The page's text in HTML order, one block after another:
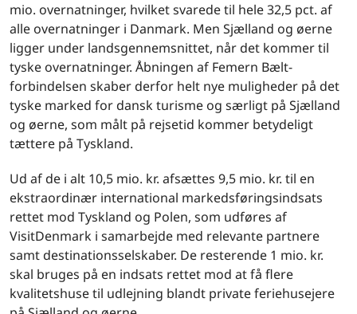
mio. overnatninger, hvilket svarede til hele 32,5 pct. af
alle overnatninger i Danmark. Men Sjælland og øerne
ligger under landsgennemsnittet, når det kommer til
tyske overnatninger. Åbningen af Femern Bælt-
forbindelsen skaber derfor helt nye muligheder på det
tyske marked for dansk turisme og særligt på Sjælland
og øerne, som målt på rejsetid kommer betydeligt
tættere på Tyskland.
Ud af de i alt 10,5 mio. kr. afsættes 9,5 mio. kr. til en
ekstraordinær international markedsføringsindsats
rettet mod Tyskland og Polen, som udføres af
VisitDenmark i samarbejde med relevante partnere
samt destinationsselskaber. De resterende 1 mio. kr.
skal bruges på en indsats rettet mod at få flere
kvalitetshuse til udlejning blandt private feriehusejere